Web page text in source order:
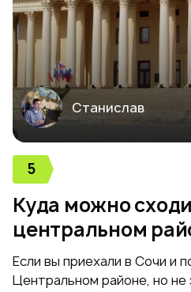
Станислав
5
Куда можно
центральном
Если вы приехали в Сочи и
Центральном районе, но не